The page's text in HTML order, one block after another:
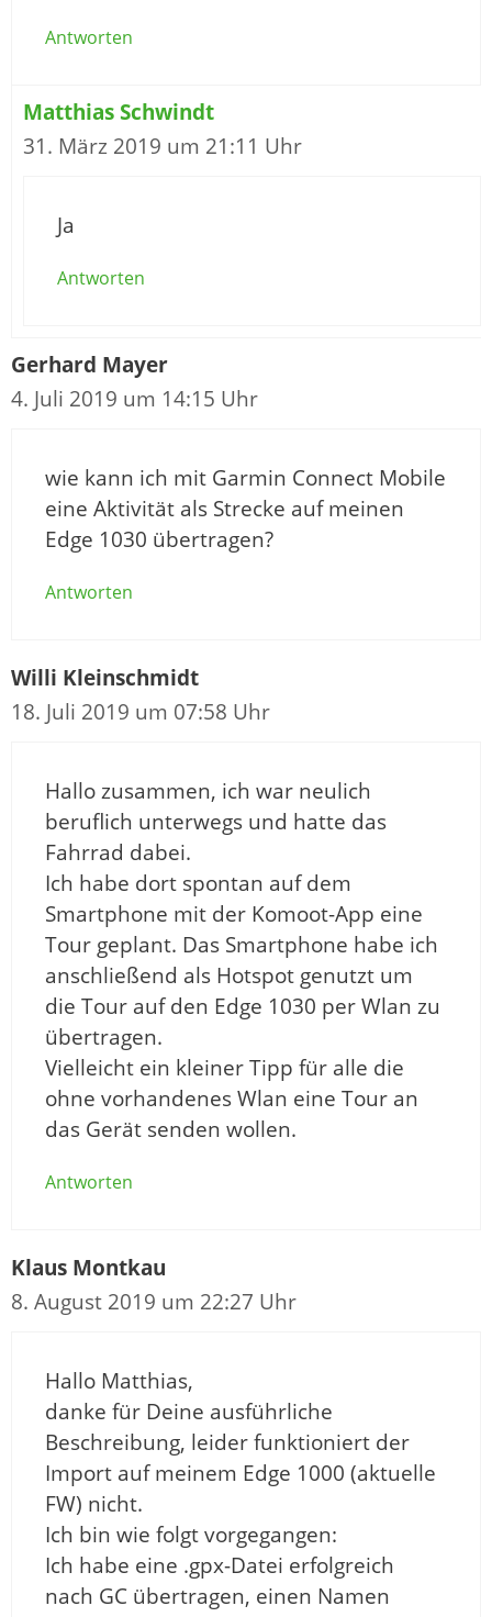
Antworten
Matthias Schwindt
31. März 2019 um 21:11 Uhr
Ja
Antworten
Gerhard Mayer
4. Juli 2019 um 14:15 Uhr
wie kann ich mit Garmin Connect Mobile
eine Aktivität als Strecke auf meinen
Edge 1030 übertragen?
Antworten
Willi Kleinschmidt
18. Juli 2019 um 07:58 Uhr
Hallo zusammen, ich war neulich
beruflich unterwegs und hatte das
Fahrrad dabei.
Ich habe dort spontan auf dem
Smartphone mit der Komoot-App eine
Tour geplant. Das Smartphone habe ich
anschließend als Hotspot genutzt um
die Tour auf den Edge 1030 per Wlan zu
übertragen.
Vielleicht ein kleiner Tipp für alle die
ohne vorhandenes Wlan eine Tour an
das Gerät senden wollen.
Antworten
Klaus Montkau
8. August 2019 um 22:27 Uhr
Hallo Matthias,
danke für Deine ausführliche
Beschreibung, leider funktioniert der
Import auf meinem Edge 1000 (aktuelle
FW) nicht.
Ich bin wie folgt vorgegangen:
Ich habe eine .gpx-Datei erfolgreich
nach GC übertragen, einen Namen